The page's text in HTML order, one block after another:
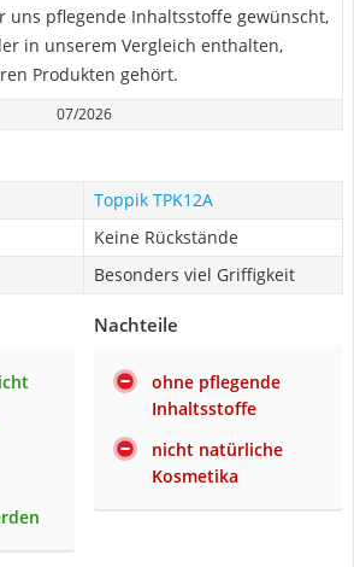
uns pflegende Inhaltsstoffe gewünscht,
in unserem Vergleich enthalten,
Produkten gehört.
07/2026
Toppik TPK12A
Keine Rückstände
Besonders viel Griffigkeit
Nachteile
ohne pflegende
Inhaltsstoffe
nicht natürliche
Kosmetika